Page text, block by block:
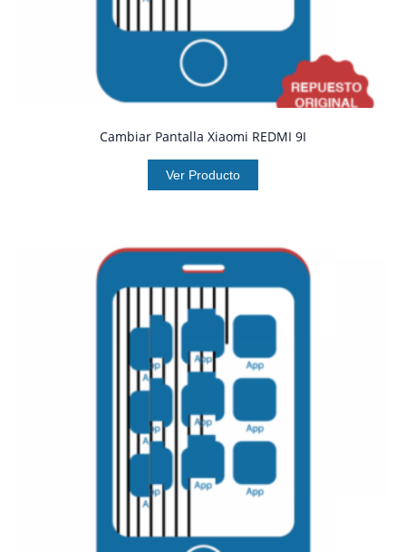
Cambiar Pantalla Xiaomi REDMI 9I
Ver Producto